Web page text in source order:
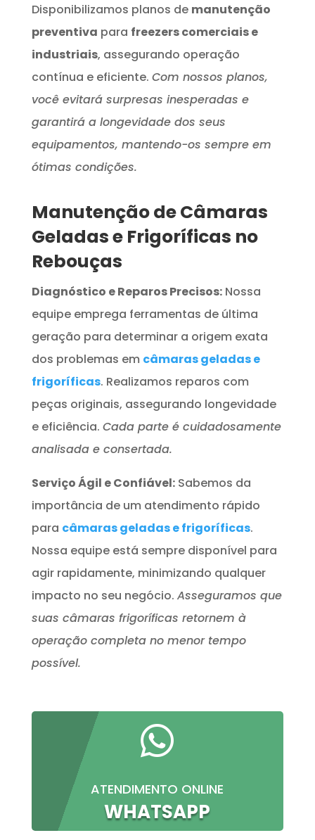
Disponibilizamos planos de manutenção
preventiva para freezers comerciais e
industriais, assegurando operação
contínua e eficiente. Com nossos planos,
você evitará surpresas inesperadas e
garantirá a longevidade dos seus
equipamentos, mantendo-os sempre em
ótimas condições.
Manutenção de Câmaras
Geladas e Frigoríficas no
Rebouças
Diagnóstico e Reparos Precisos:Nossa
equipe emprega ferramentas de última
geração para determinar a origem exata
dos problemas em câmaras geladas e
frigoríficas. Realizamos reparos com
peças originais, assegurando longevidade
e eficiência. Cada parte é cuidadosamente
analisada e consertada.
Serviço Ágil e Confiável:Sabemos da
importância de um atendimento rápido
para câmaras geladas e frigoríficas.
Nossa equipe está sempre disponível para
agir rapidamente, minimizando qualquer
impacto no seu negócio. Asseguramos que
suas câmaras frigoríficas retornem à
operação completa no menor tempo
possível.

ATENDIMENTO ONLINE
WHATSAPP